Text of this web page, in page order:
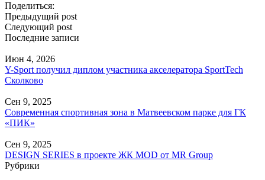
Поделиться:
Предыдущий post
Следующий post
Последние записи
Июн 4, 2026
Y-Sport получил диплом участника акселератора SportTech
Сколково
Сен 9, 2025
Современная спортивная зона в Матвеевском парке для ГК
«ПИК»
Сен 9, 2025
DESIGN SERIES в проекте ЖК MOD от MR Group
Рубрики